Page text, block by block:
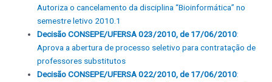
Autoriza o cancelamento da disciplina “Bioinformática” no
semestre letivo 2010.1
Decisão CONSEPE/UFERSA 023/2010, de 17/06/2010:
Aprova a abertura de processo seletivo para contratação de
professores substitutos
Decisão CONSEPE/UFERSA 022/2010, de 17/06/2010: